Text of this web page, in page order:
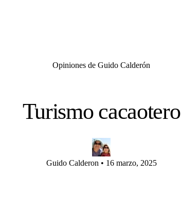
Opiniones de Guido Calderón
Turismo cacaotero
Guido Calderon • 16 marzo, 2025